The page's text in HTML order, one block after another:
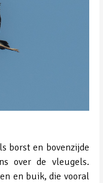
borst en bovenzijde
over de vleugels.
en buik, die vooral